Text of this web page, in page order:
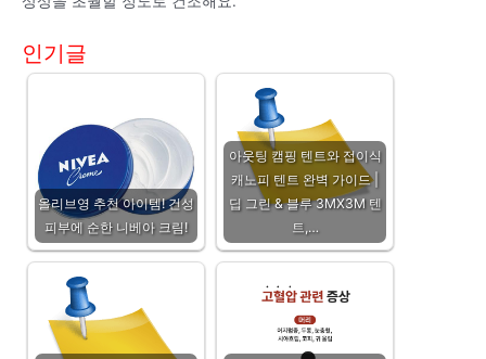
인기글
올리브영 추천 아이템! 건성
피부에 순한 니베아 크림!
아웃팅 캠핑 텐트와 접이식
캐노피 텐트 완벽 가이드 |
딥 그린 & 블루 3MX3M 텐
트,…